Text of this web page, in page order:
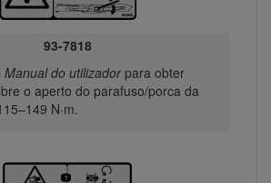
93-7818
Manual do utilizadorpara obter
o aperto do parafuso/porca da
N·m.